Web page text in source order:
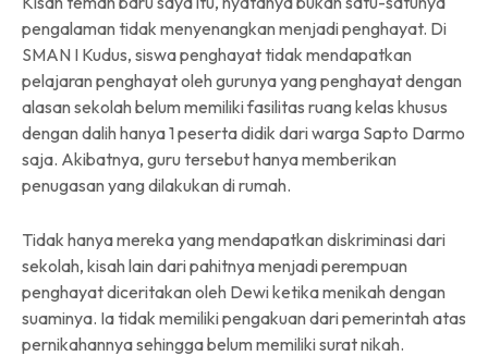
pengalaman tidak menyenangkan menjadi penghayat. Di
SMAN I Kudus, siswa penghayat tidak mendapatkan
pelajaran penghayat oleh gurunya yang penghayat dengan
alasan sekolah belum memiliki fasilitas ruang kelas khusus
dengan dalih hanya 1 peserta didik dari warga Sapto Darmo
saja. Akibatnya, guru tersebut hanya memberikan
penugasan yang dilakukan di rumah.
Tidak hanya mereka yang mendapatkan diskriminasi dari
sekolah, kisah lain dari pahitnya menjadi perempuan
penghayat diceritakan oleh Dewi ketika menikah dengan
suaminya. Ia tidak memiliki pengakuan dari pemerintah atas
pernikahannya sehingga belum memiliki surat nikah.